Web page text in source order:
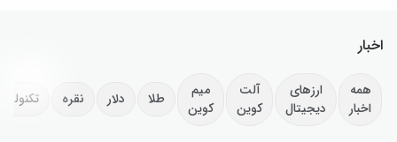
اخبار
همه
اخبار
ارزهای
دیجیتال
آلت
کوین
میم
کوین
طلا دلار نقره